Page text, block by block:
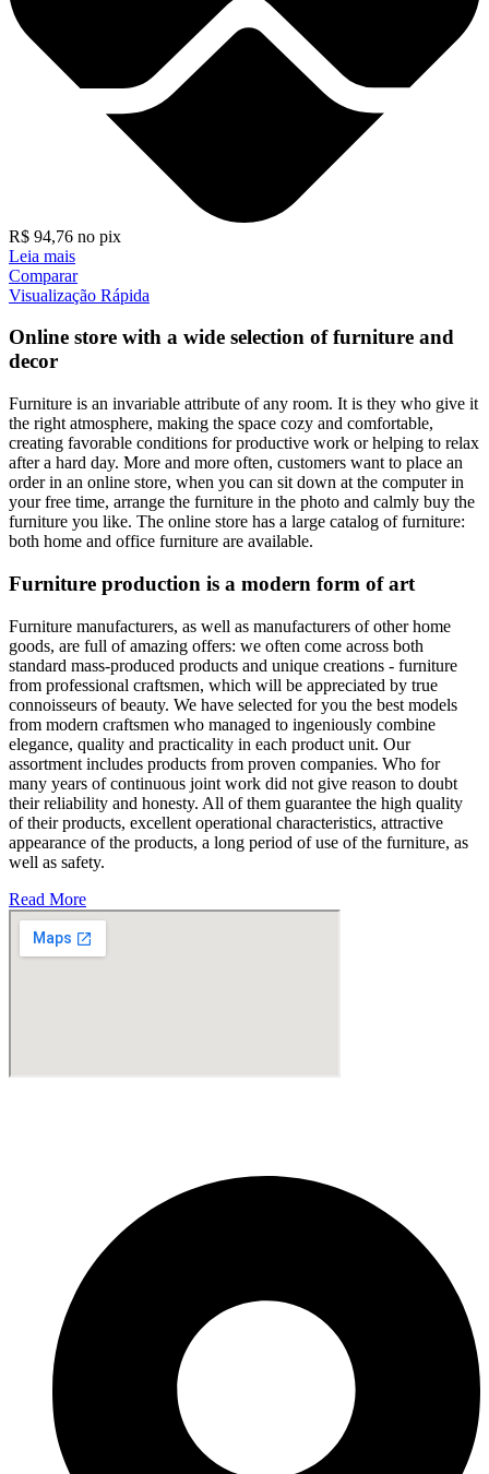
R$ 94,76 no pix
Leia mais
Comparar
Visualização Rápida
Online store with a wide selection of furniture and
decor
Furniture is an invariable attribute of any room. It is they who give it
the right atmosphere, making the space cozy and comfortable,
creating favorable conditions for productive work or helping to relax
after a hard day. More and more often, customers want to place an
order in an online store, when you can sit down at the computer in
your free time, arrange the furniture in the photo and calmly buy the
furniture you like. The online store has a large catalog of furniture:
both home and office furniture are available.
Furniture production is a modern form of art
Furniture manufacturers, as well as manufacturers of other home
goods, are full of amazing offers: we often come across both
standard mass-produced products and unique creations - furniture
from professional craftsmen, which will be appreciated by true
connoisseurs of beauty. We have selected for you the best models
from modern craftsmen who managed to ingeniously combine
elegance, quality and practicality in each product unit. Our
assortment includes products from proven companies. Who for
many years of continuous joint work did not give reason to doubt
their reliability and honesty. All of them guarantee the high quality
of their products, excellent operational characteristics, attractive
appearance of the products, a long period of use of the furniture, as
well as safety.
Read More